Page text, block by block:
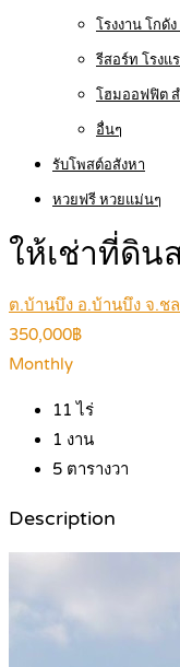
โรงงาน โกดั
รีสอร์ท โรงแ
โฮมออฟฟิต
อื่นๆ
รับโพสต์อสังหา
หวยฟรี หวยแม่นๆ
ให้เช่าที่ดิน
ต.บ้านบึง อ.บ้านบึง จ.ช
350,000฿
Monthly
11 ไร่
1 งาน
5 ตารางวา
Description